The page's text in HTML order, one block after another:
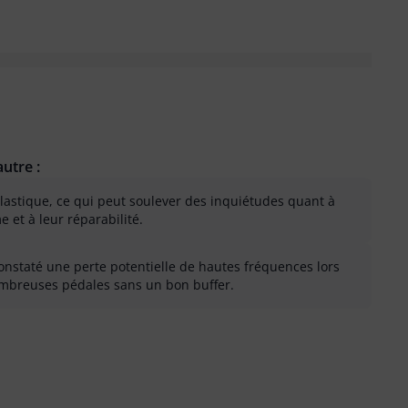
:
ce qui peut soulever des inquiétudes quant à
et à leur réparabilité.
une perte potentielle de hautes fréquences lors
pédales sans un bon buffer.